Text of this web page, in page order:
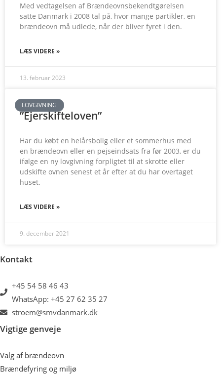
Med vedtagelsen af Brændeovnsbekendtgørelsen
satte Danmark i 2008 tal på, hvor mange partikler, en
brændeovn må udlede, når der bliver fyret i den.
LÆS VIDERE »
13. februar 2023
LOVGIVNING
”Ejerskifteloven”
Har du købt en helårsbolig eller et sommerhus med
en brændeovn eller en pejseindsats fra før 2003, er du
ifølge en ny lovgivning forpligtet til at skrotte eller
udskifte ovnen senest et år efter at du har overtaget
huset.
LÆS VIDERE »
9. december 2021
Kontakt
+45 54 58 46 43
WhatsApp: +45 27 62 35 27
stroem@smvdanmark.dk
Vigtige genveje
Valg af brændeovn
Brændefyring og miljø